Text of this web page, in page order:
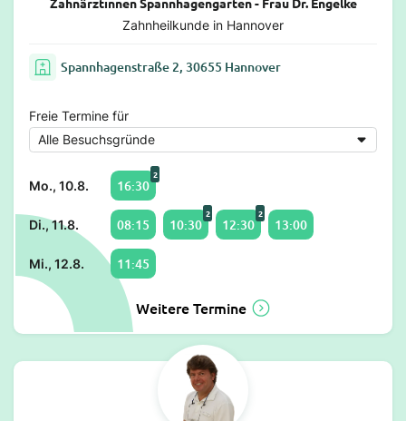
Zahnheilkunde in Hannover
Spannhagenstraße 2, 30655 Hannover
Freie Termine für
Mo., 10.8. 16:30
2
Di., 11.8. 08:15 10:30
2
12:30
2
13:00
Mi., 12.8. 11:45
Weitere Termine